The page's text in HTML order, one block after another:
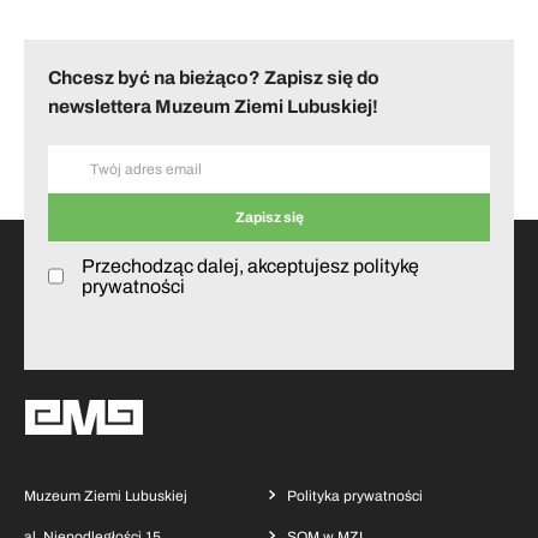
Chcesz być na bieżąco? Zapisz się do
newslettera Muzeum Ziemi Lubuskiej!
Przechodząc dalej, akceptujesz politykę
prywatności
Muzeum Ziemi Lubuskiej Polityka prywatności